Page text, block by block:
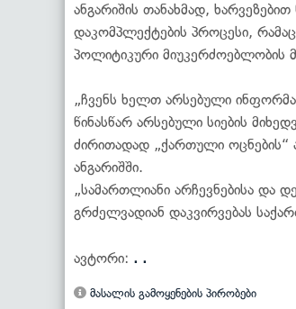
ანგარიშის თანახმად,
დაკომპლექტების პროცესი,
პოლიტიკური მიუკერძოებლობის
„ჩვენს ხელთ არსებული
წინასწარ არსებული სიების
ძირითადად „ქართული ოცნების“
ანგარიშში.
„სამართლიანი არჩევნებისა და
გრძელვადიან დაკვირვებას
ავტორი: . .
მასალის გამოყენების პირობები